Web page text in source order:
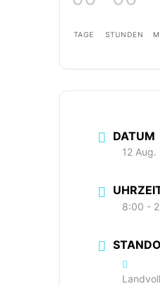
TAGE STUNDEN
DATUM
12 Aug.
8:00 -